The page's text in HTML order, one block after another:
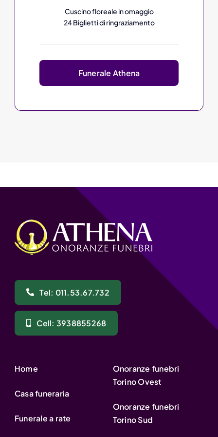
Cuscino floreale in omaggio
24 Biglietti di ringraziamento
Funerale Athena
Tel: 011.53.67.732
Cell: 3938855268
Home
Casa funeraria
Funerale a rate
Onoranze funebri
Torino Ovest
Onoranze funebri
Torino Sud